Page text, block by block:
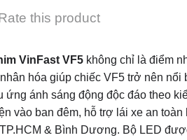
this product
VinFast VF5không chỉ là điểm
hóa giúp chiếc VF5 trở nên
ứng ánh sáng động độc đáo theo
vào ban đêm, hỗ trợ lái xe an
& Bình Dương. Bộ LED